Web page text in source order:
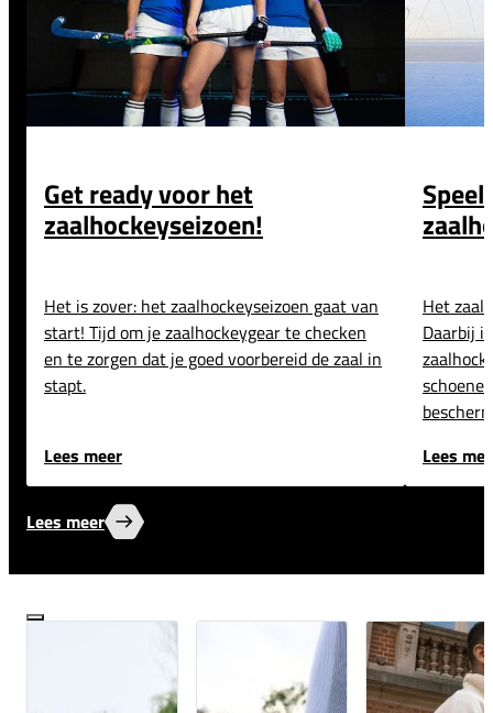
Get ready voor het
zaalhockeyseizoen!
Het is zover: het zaalhockeyseizoen gaat van
start! Tijd om je zaalhockeygear te checken
en te zorgen dat je goed voorbereid de zaal in
stapt.
Lees meer
Het
Daarbij
Lees
Lees meer